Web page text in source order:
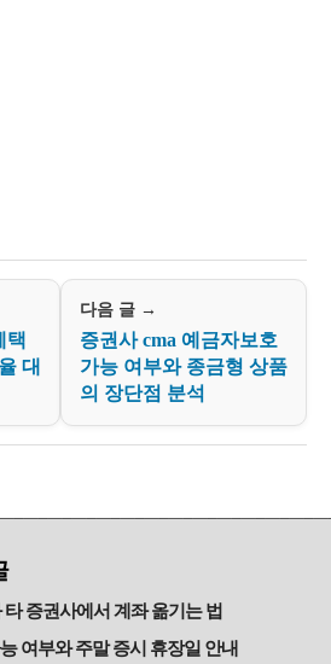
택
대
다음 글 →
증권사 cma 예금자보호
가능 여부와 종금형 상품
의 장단점 분석
증권사에서 계좌 옮기는 법
여부와 주말 증시 휴장일 안내